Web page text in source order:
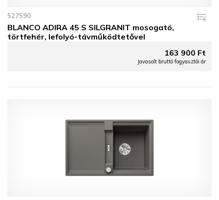
527590
BLANCO ADIRA 45 S SILGRANIT mosogató,
törtfehér, lefolyó-távműködtetővel
163 900 Ft
Javasolt bruttó fogyasztói ár